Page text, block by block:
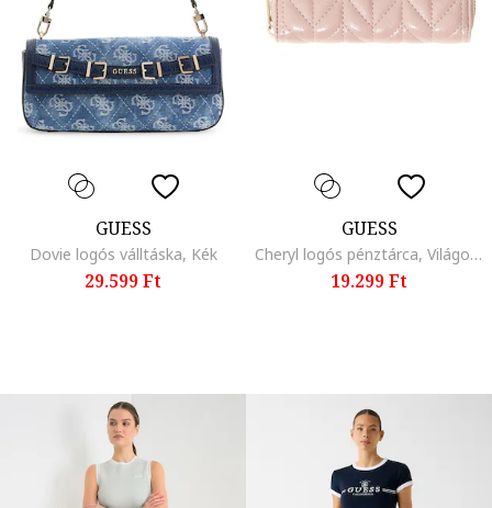
GUESS
Dovie logós válltáska, Kék
29.599 Ft
GUESS
Cheryl logós pénztárca, Világos rózsaszín
19.299 Ft